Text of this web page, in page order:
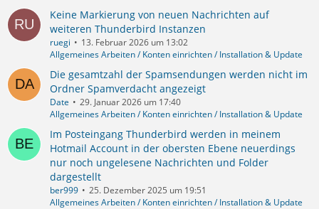
Keine Markierung von neuen Nachrichten auf
weiteren Thunderbird Instanzen
ruegi
13. Februar 2026 um 13:02
Allgemeines Arbeiten / Konten einrichten / Installation & Update
Die gesamtzahl der Spamsendungen werden nicht im
Ordner Spamverdacht angezeigt
Date
29. Januar 2026 um 17:40
Allgemeines Arbeiten / Konten einrichten / Installation & Update
Im Posteingang Thunderbird werden in meinem
Hotmail Account in der obersten Ebene neuerdings
nur noch ungelesene Nachrichten und Folder
dargestellt
ber999
25. Dezember 2025 um 19:51
Allgemeines Arbeiten / Konten einrichten / Installation & Update